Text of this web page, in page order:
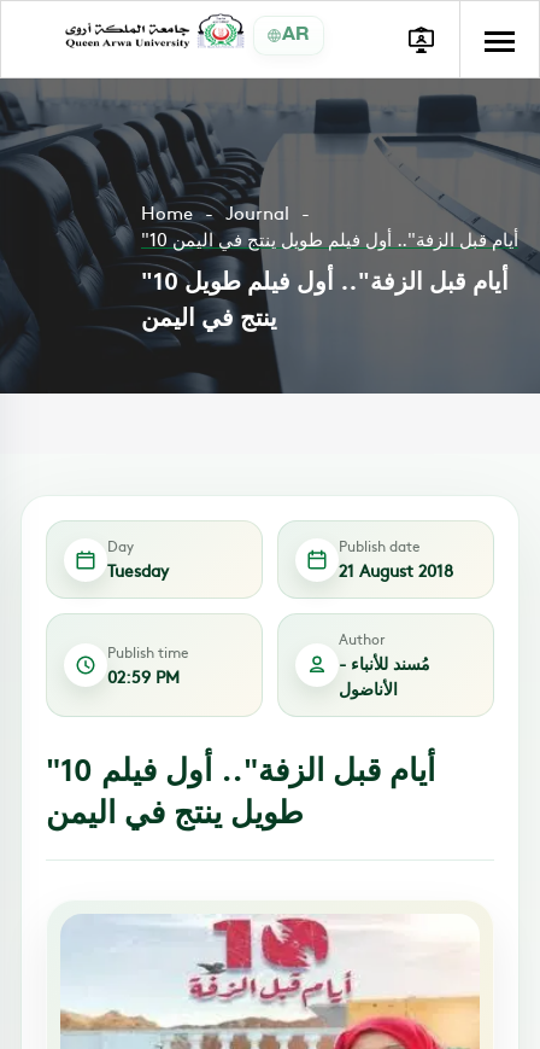
AR
Home
Journal
"10 أيام قبل الزفة".. أول فيلم طويل ينتج في اليمن
"10 أيام قبل الزفة".. أول فيلم طويل
ينتج في اليمن
Day
Tuesday
Publish date
21 August 2018
Publish time
02:59 PM
Author
مُسند للأنباء -
الأناضول
"10 أيام قبل الزفة".. أول فيلم
طويل ينتج في اليمن